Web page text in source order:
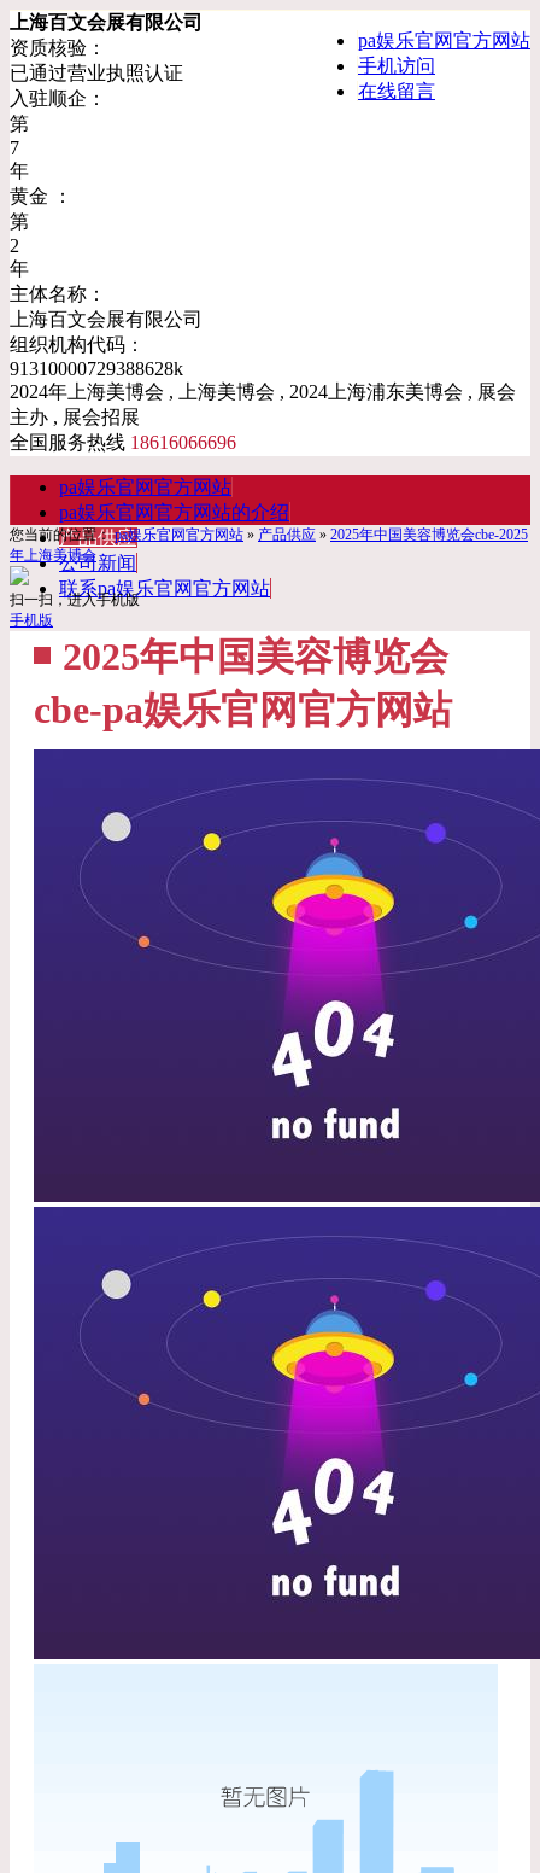
pa娱乐官网官方网站
手机访问
在线留言
上海百文会展有限公司
资质核验：
已通过营业执照认证
入驻顺企：
第
7
年
黄金 ：
第
2
年
主体名称：
上海百文会展有限公司
组织机构代码：
91310000729388628k
2024年上海美博会 , 上海美博会 , 2024上海浦东美博会 , 展会
主办 , 展会招展
全国服务热线 18616066696
pa娱乐官网官方网站
pa娱乐官网官方网站的介绍
产品供应
公司新闻
联系pa娱乐官网官方网站
您当前的位置：pa娱乐官网官方网站 » 产品供应 » 2025年中国美容博览会cbe-2025
年上海美博会
扫一扫，进入手机版
手机版
2025年中国美容博览会
cbe-pa娱乐官网官方网站